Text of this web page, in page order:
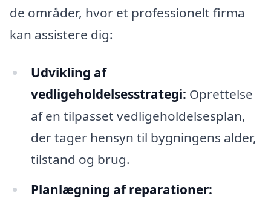
de områder, hvor et professionelt firma
kan assistere dig:
Udvikling af
vedligeholdelsesstrategi: Oprettelse
af en tilpasset vedligeholdelsesplan,
der tager hensyn til bygningens alder,
tilstand og brug.
Planlægning af reparationer: